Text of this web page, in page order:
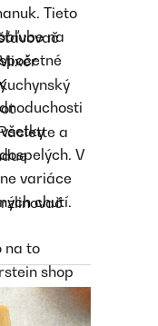
a
na to
shop
Tieto
na
V
variáce
chutí.